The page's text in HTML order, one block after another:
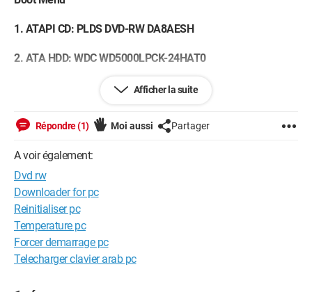
1. ATAPI CD: PLDS DVD-RW DA8AESH
2. ATA HDD: WDC WD5000LPCK-24HAT0
3. Windows Boot Manager
4. PCI LAN: Network (Ipv4)
6. PCI LAN: Network (Ipv6)
Q.Comment procéder pour résoudre ce problème ?
Afficher la suite
Répondre (1) Moi aussi Partager
A voir également:
Dvd rw
Downloader for pc
Reinitialiser pc
Temperature pc
Forcer demarrage pc
Telecharger clavier arab pc